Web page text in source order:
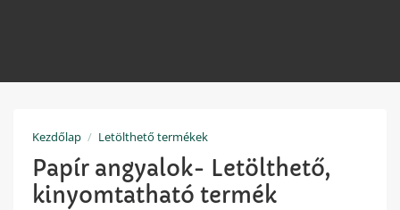
Kezdőlap / Letölthető termékek
Papír angyalok- Letölthető,
kinyomtatható termék